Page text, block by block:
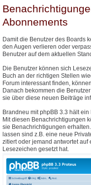
Abonnements
Damit die Benutzer des Boards
den Augen verlieren oder
Benutzer auf dem aktuellen
Die Benutzer können sich
Buch an der richtigen Stellen
Forum interessant finden,
Danach bekommen die
sie über diese neuen Beiträge
Brandneu mit phpBB 3.3 hält
Mit diesen Benachrichtigungen
sie Benachrichtigungen
lassen sind z.B. eine neue
zitiert oder jemand antwortet auf
Lesezeichen gesetzt hat.